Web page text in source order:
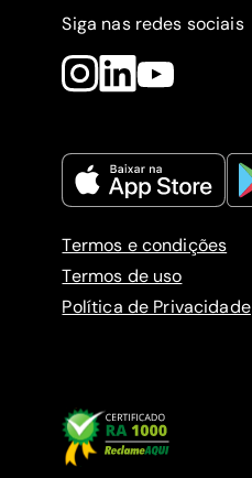
Siga nas redes sociais
Termos e condições
Termos de uso
Política de Privacidade